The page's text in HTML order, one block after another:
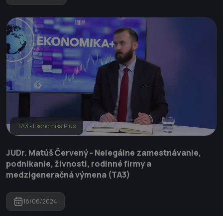
TA3 - Ekonomika Plus
JUDr. Matúš Červený - Nelegálne zamestnávanie,
podnikanie, živnosti, rodinné firmy a
medzigeneračná výmena (TA3)
18/06/2024